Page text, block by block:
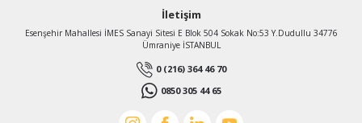
İletişim
Esenşehir Mahallesi İMES Sanayi Sitesi E Blok 504 Sokak No:53 Y.Dudullu 34776
Ümraniye İSTANBUL
0 (216) 364 46 70
0850 305 44 65